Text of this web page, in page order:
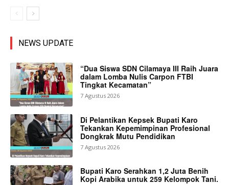
NEWS UPDATE
“Dua Siswa SDN Cilamaya III Raih Juara
dalam Lomba Nulis Carpon FTBI
Tingkat Kecamatan”
7 Agustus 2026
Di Pelantikan Kepsek Bupati Karo
Tekankan Kepemimpinan Profesional
Dongkrak Mutu Pendidikan
7 Agustus 2026
Bupati Karo Serahkan 1,2 Juta Benih
Kopi Arabika untuk 259 Kelompok Tani.